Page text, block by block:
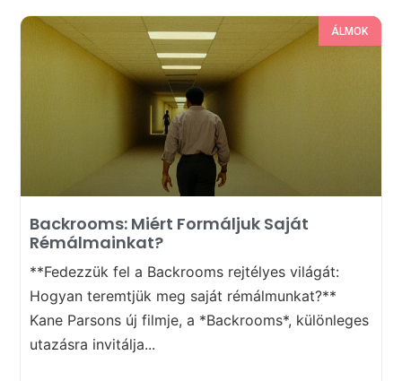
ÁLMOK
Backrooms: Miért Formáljuk Saját
Rémálmainkat?
**Fedezzük fel a Backrooms rejtélyes világát:
Hogyan teremtjük meg saját rémálmunkat?**
Kane Parsons új filmje, a *Backrooms*, különleges
utazásra invitálja...